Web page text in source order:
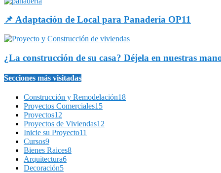
📌 Adaptación de Local para Panadería OP11
¿La construcción de su casa? Déjela en nuestras
Secciones más visitadas
Construcción y Remodelación18
Proyectos Comerciales15
Proyectos12
Proyectos de Viviendas12
Inicie su Proyecto11
Cursos9
Bienes Raices8
Arquitectura6
Decoración5